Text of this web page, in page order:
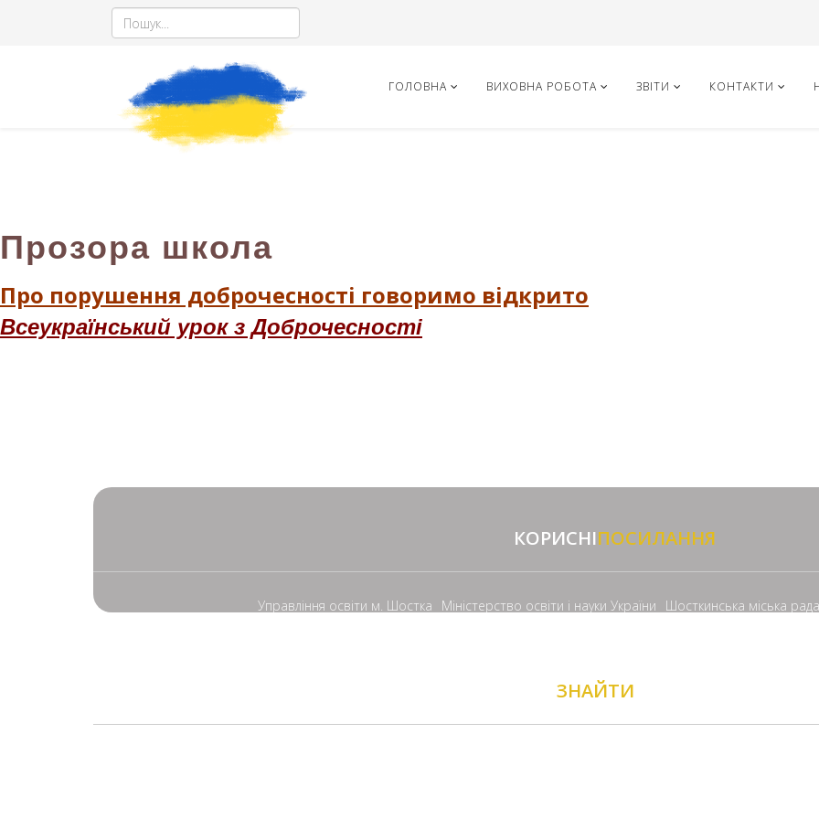
ГОЛОВНА ВИХОВНА РОБОТА ЗВІТИ КОНТАКТИ
Прозора школа
Про порушення доброчесності говоримо відкрито
Всеукраїнський урок з Доброчесності
КОРИСНІПОСИЛАННЯ
Управління освіти м. Шостка Міністерство освіти і науки України Шосткинська міська рада
ЗНАЙТИ